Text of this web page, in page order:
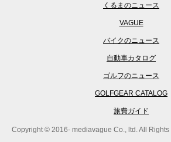
くるまのニュース
VAGUE
バイクのニュース
自動車カタログ
ゴルフのニュース
GOLFGEAR CATALOG
旅費ガイド
Copyright © 2016- mediavague Co., ltd. All Rights